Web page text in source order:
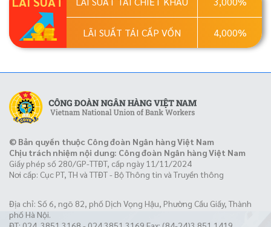
LÃI SUẤT TÁI CẤP VỐN 4,000%
© Bản quyền thuộc Công đoàn Ngân hàng Việt Nam
Chịu trách nhiệm nội dung: Công đoàn Ngân hàng Việt Nam
Giấy phép số 280/GP-TTĐT, cấp ngày 11/11/2024
Nơi cấp: Cục PT, TH và TTĐT - Bộ Thông tin và Truyền thông
Địa chỉ: Số 6, ngõ 82, phố Dịch Vọng Hậu, Phường Cầu Giấy, Thành
phố Hà Nội.